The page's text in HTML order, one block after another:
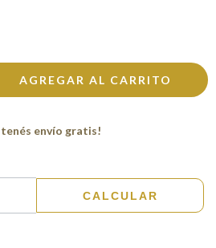
tenés envío gratis!
CALCULAR